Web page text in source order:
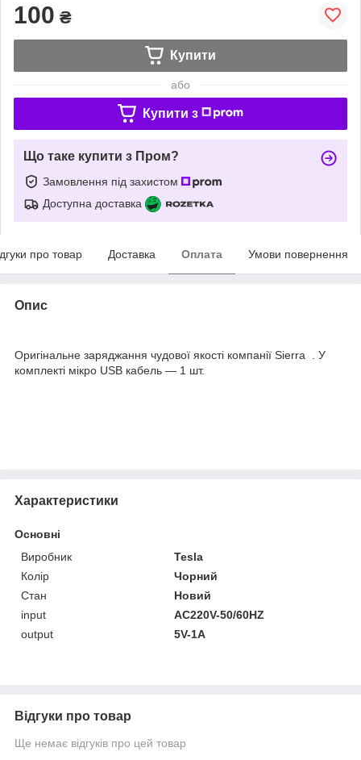
100 ₴
Купити
або
Купити з
Що таке купити з Пром?
Замовлення під захистом
Доступна доставка
про товар Доставка Оплата Умови повернення
Опис
Оригінальне заряджання чудової якості компанії Sierra . У
комплекті мікро USB кабель — 1 шт.
Характеристики
Основні
Виробник
Tesla
Колір
Чорний
Стан
Новий
input
AC220V-50/60HZ
output
5V-1A
Відгуки про товар
Ще немає відгуків про цей товар